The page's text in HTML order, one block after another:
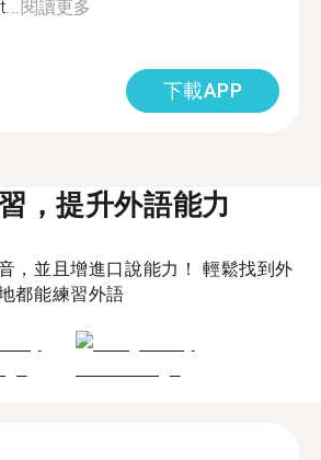
閱讀更多
下載APP
，提升外語能力
，並且增進口說能力！ 輕鬆找到外
都能練習外語